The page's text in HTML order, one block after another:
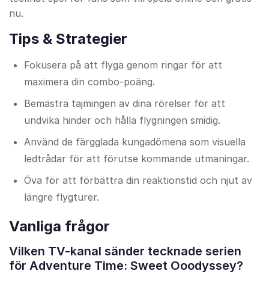
nu.
Tips & Strategier
Fokusera på att flyga genom ringar för att
maximera din combo-poäng.
Bemästra tajmingen av dina rörelser för att
undvika hinder och hålla flygningen smidig.
Använd de färgglada kungadömena som visuella
ledtrådar för att förutse kommande utmaningar.
Öva för att förbättra din reaktionstid och njut av
längre flygturer.
Vanliga frågor
Vilken TV-kanal sänder tecknade serien
för Adventure Time: Sweet Ooodyssey?